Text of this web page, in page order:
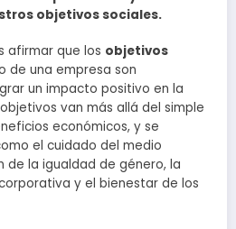
objetivos sociales.
afirmar que los objetivos
de una empresa son
un impacto positivo en la
van más allá del simple
económicos, y se
el cuidado del medio
de la igualdad de género, la
y el bienestar de los